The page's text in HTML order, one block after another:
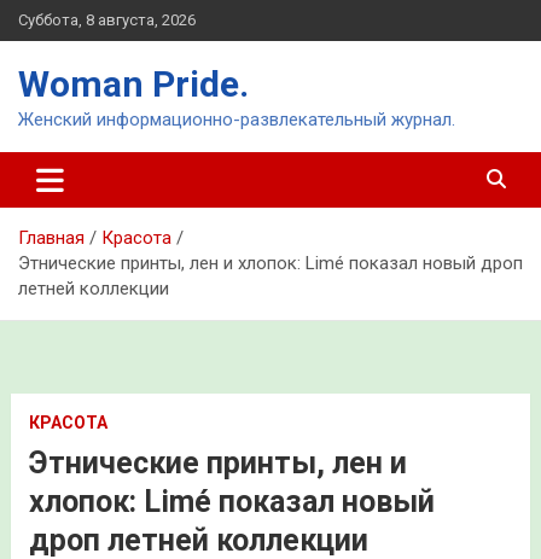
Перейти
к
Суббота, 8 августа, 2026
Woman Pride.
Женский информационно-развлекательный журнал.
Главная
Красота
Этнические принты, лен и хлопок: Limé показал новый дроп
летней коллекции
КРАСОТА
Этнические принты, лен и
хлопок: Limé показал новый
дроп летней коллекции